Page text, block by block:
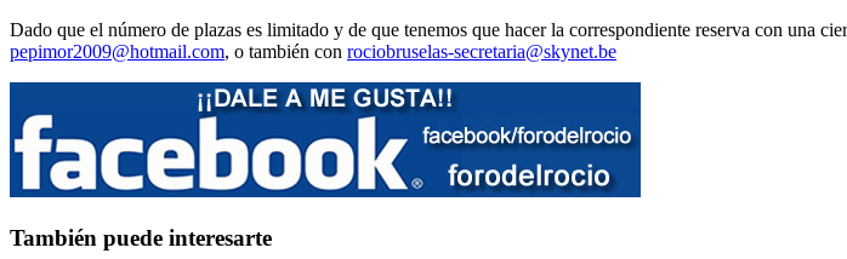
Dado que el número de plazas es limitado y de que tenemos que hacer la correspondiente reserva con una
pepimor2009@hotmail.com, o también con rociobruselas-secretaria@skynet.be
También puede interesarte